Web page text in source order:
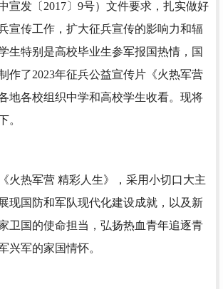
宣发〔2017〕9号）文件要求，扎实做好
宣传工作，扩大征兵宣传的影响力和辐
生特别是高校毕业生参军报国热情，国
作了2023年征兵公益宣传片《火热军营
地各校组织中学和高校学生收看。现将
。
火热军营 精彩人生》，采用小切口大主
现国防和军队现代化建设成就，以及新
卫国的使命担当，弘扬热血青年追逐青
兴军的家国情怀。